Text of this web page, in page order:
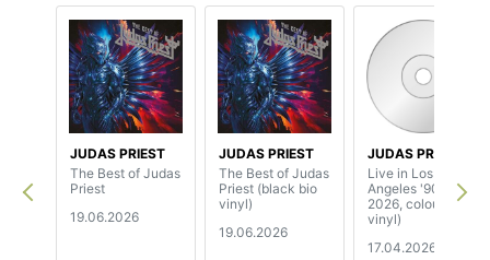
JUDAS PRIEST
The Best of Judas
Priest
19.06.2026
JUDAS PRIEST
The Best of Judas
Priest (black bio
vinyl)
19.06.2026
JUDAS PRIEST
Live in Los
Angeles '90 (RSD
2026, coloured
vinyl)
17.04.2026